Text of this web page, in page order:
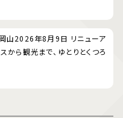
山2026年8月9日 リニューア
から観光まで、ゆとりとくつろ